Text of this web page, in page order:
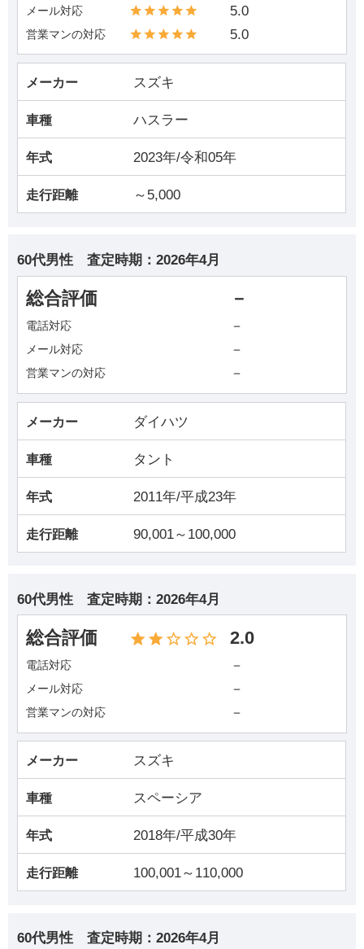
メール対応 5.0
営業マンの対応 5.0
メーカー スズキ
車種 ハスラー
年式 2023年/令和05年
走行距離 ～5,000
60代男性 査定時期： 2026年4月
総合評価 －
電話対応 －
メール対応 －
営業マンの対応 －
メーカー ダイハツ
車種 タント
年式 2011年/平成23年
走行距離 90,001～100,000
60代男性 査定時期： 2026年4月
総合評価 2.0
電話対応 －
メール対応 －
営業マンの対応 －
メーカー スズキ
車種 スペーシア
年式 2018年/平成30年
走行距離 100,001～110,000
60代男性 査定時期： 2026年4月